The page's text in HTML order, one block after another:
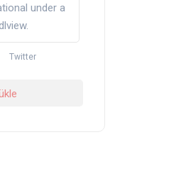
under a
Twitter